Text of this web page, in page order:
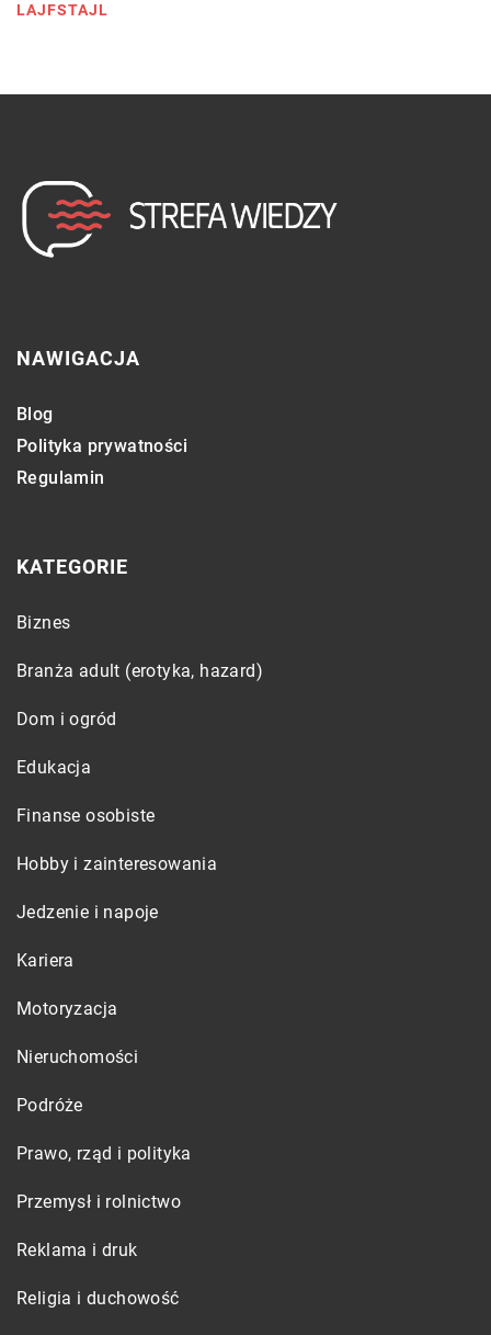
LAJFSTAJL
NAWIGACJA
Blog
Polityka prywatności
Regulamin
KATEGORIE
Biznes
Branża adult (erotyka, hazard)
Dom i ogród
Edukacja
Finanse osobiste
Hobby i zainteresowania
Jedzenie i napoje
Kariera
Motoryzacja
Nieruchomości
Podróże
Prawo, rząd i polityka
Przemysł i rolnictwo
Reklama i druk
Religia i duchowość